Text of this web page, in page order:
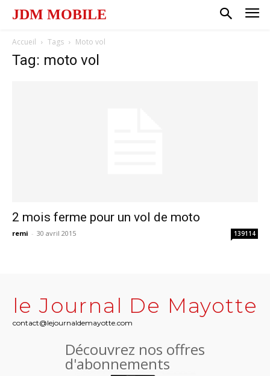
JDM MOBILE
Accueil Tags Moto vol
Tag: moto vol
2 mois ferme pour un vol de moto
remi - 30 avril 2015 139114
le Journal De Mayotte
contact@lejournaldemayotte.com
Découvrez nos offres
d'abonnements